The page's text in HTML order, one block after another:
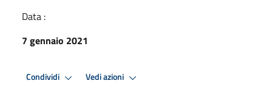
Data :
7 gennaio 2021
Condividi Vedi azioni